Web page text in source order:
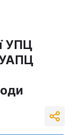
УПЦ